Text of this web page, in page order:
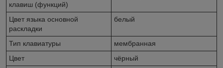
клавиш (функций)
Цвет языка основной
раскладки
белый
Тип клавиатуры
мембранная
Цвет
чёрный